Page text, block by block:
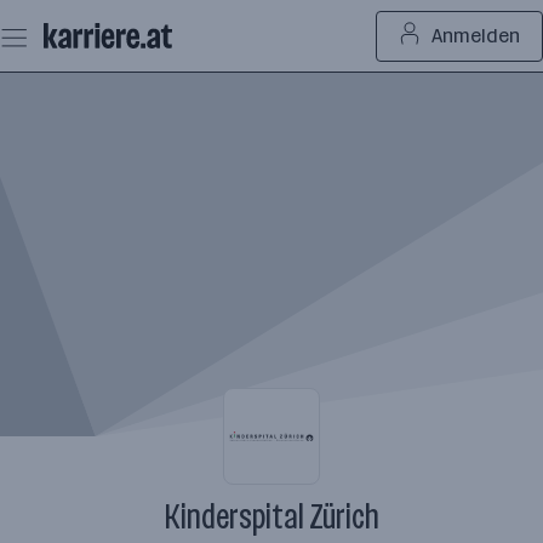
Seiteninhalt
springen
Anmelden
Kinderspital Zürich